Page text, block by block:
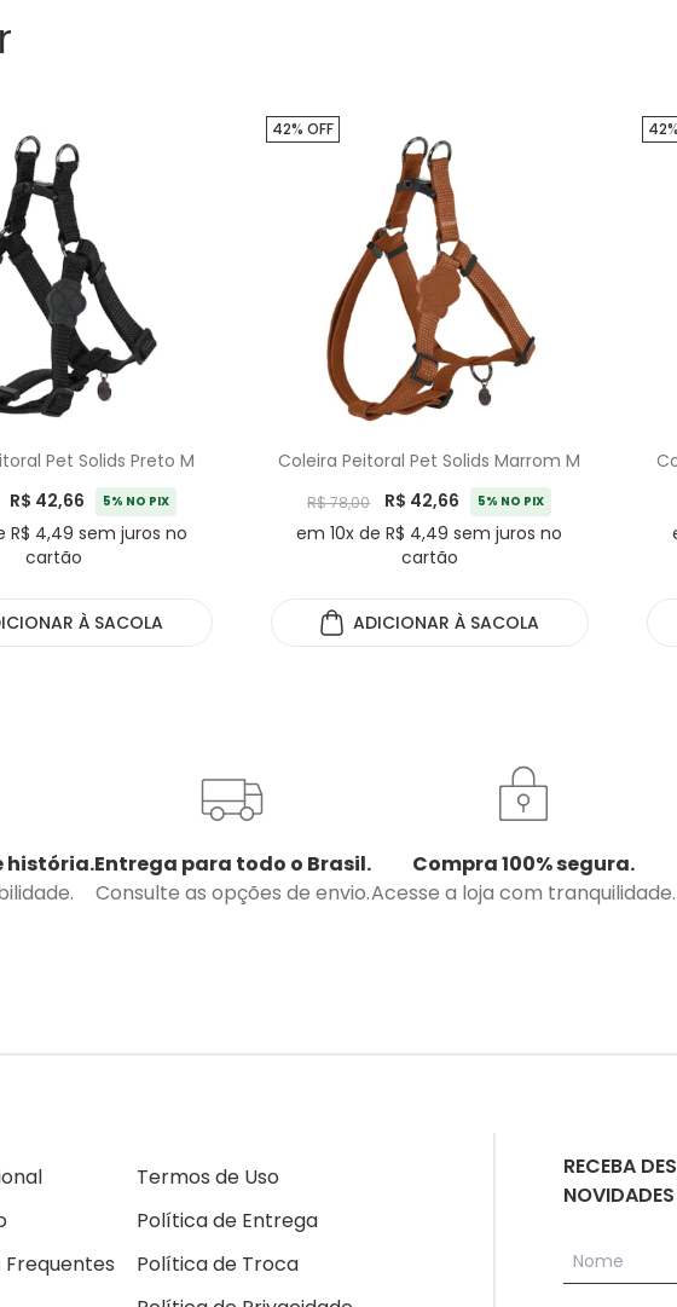
Pet Solids Preto M
R$ 42,66 5% NO PIX
R$ 4,49 sem juros no
cartão
À SACOLA
Coleira Peitoral Pet Solids Marrom M
R$ 78,00 R$ 42,66 5% NO PIX
em 10x de R$ 4,49 sem juros no
cartão
42% OFF
ADICIONAR À SACOLA
história.Entrega para todo o Brasil.
Consulte as opções de envio.
Compra 100% segura.
Acesse a loja com tranquilidade.
Frequentes
Termos de Uso
Política de Entrega
Política de Troca
RECEBA